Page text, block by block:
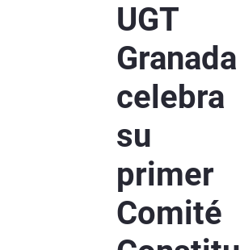
UGT
Granada
celebra
su
primer
Comité